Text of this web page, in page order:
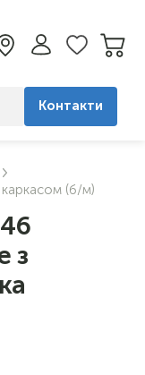
Контакти
(б/м)
з